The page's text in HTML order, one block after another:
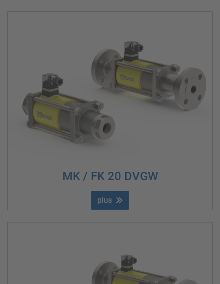
MK / FK 20 DVGW
plus